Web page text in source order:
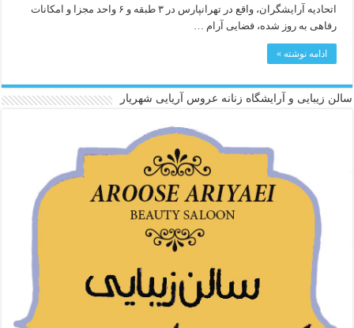
اتحادیه آرایشگران، واقع در تهرانپارس در ۳ طبقه و ۶ واحد مجزا و امکانات
رفاهی به روز شده، فضایی آرام …
ادامه نوشته »
سالن زیبایی و آرایشگاه زنانه عروس آریایی شهریار